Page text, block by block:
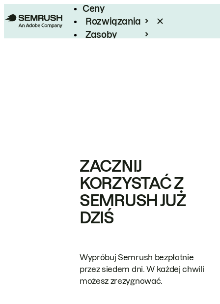
Ceny
Rozwiązania
Zasoby
ZACZNIJ
KORZYSTAĆ Z
SEMRUSH JUŻ
DZIŚ
Wypróbuj Semrush bezpłatnie
przez siedem dni. W każdej chwili
możesz zrezygnować.